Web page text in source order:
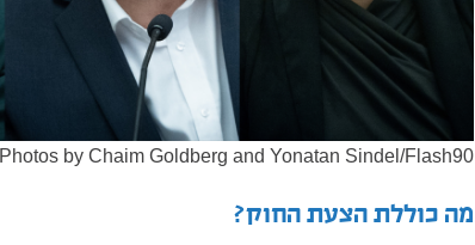
Photos by Chaim Goldberg and Yonatan Sindel/Flash90
מה כוללת הצעת החוק?